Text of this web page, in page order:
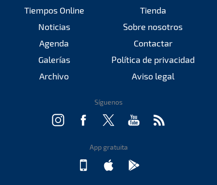
Tiempos Online
Noticias
Agenda
Galerías
Archivo
Tienda
Sobre nosotros
Contactar
Política de privacidad
Aviso legal
Síguenos
App gratuita